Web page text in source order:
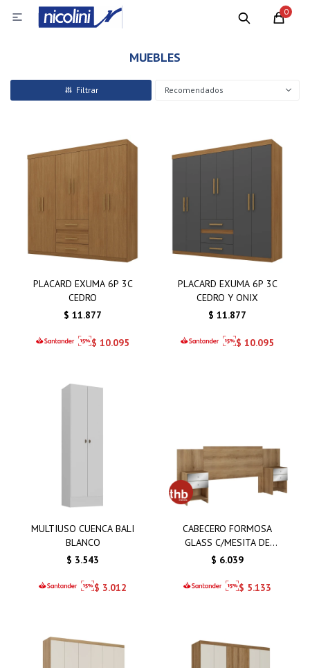
0

MUEBLES
Recomendados
PLACARD EXUMA 6P 3C
CEDRO
$ 11.877
$ 10.095
PLACARD EXUMA 6P 3C
CEDRO Y ONIX
$ 11.877
$ 10.095
MULTIUSO CUENCA BALI
BLANCO
$ 3.543
$ 3.012
CABECERO FORMOSA
GLASS C/MESITA DE
NOCHE
$ 6.039
$ 5.133